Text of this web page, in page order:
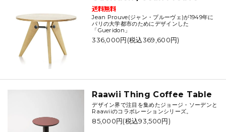
Jean Prouve(ジャン・プルーヴェ)が1949年に
パリの大学都市のためにデザインした
「Gueridon」
336,000円(税込369,600円)
Raawii Thing Coffee Table
デザイン界で注目を集めたジョージ・ソーデンと
Raawiiのコラボレーションシリーズ。
85,000円(税込93,500円)